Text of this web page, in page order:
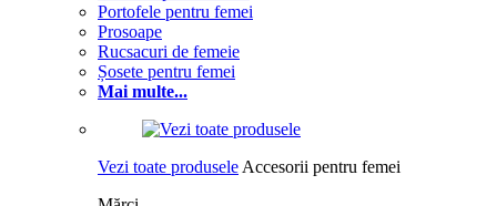
Portofele pentru femei
Prosoape
Rucsacuri de femeie
Șosete pentru femei
Mai multe...
Vezi toate produsele Accesorii pentru femei